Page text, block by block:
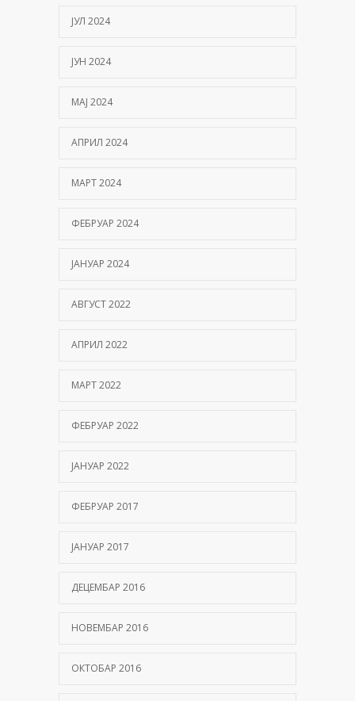
ЈУЛ 2024
ЈУН 2024
МАЈ 2024
АПРИЛ 2024
МАРТ 2024
ФЕБРУАР 2024
ЈАНУАР 2024
АВГУСТ 2022
АПРИЛ 2022
МАРТ 2022
ФЕБРУАР 2022
ЈАНУАР 2022
ФЕБРУАР 2017
ЈАНУАР 2017
ДЕЦЕМБАР 2016
НОВЕМБАР 2016
ОКТОБАР 2016